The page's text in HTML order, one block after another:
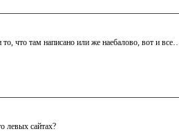
то, что там написано или же наебалово, вот и
левых сайтах?